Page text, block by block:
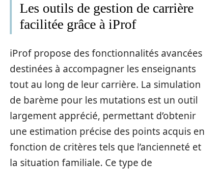
Les outils de gestion de carrière
facilitée grâce à iProf
iProf propose des fonctionnalités avancées
destinées à accompagner les enseignants
tout au long de leur carrière. La simulation
de barème pour les mutations est un outil
largement apprécié, permettant d’obtenir
une estimation précise des points acquis en
fonction de critères tels que l’ancienneté et
la situation familiale. Ce type de